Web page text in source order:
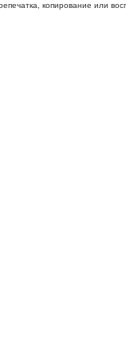
копирование или